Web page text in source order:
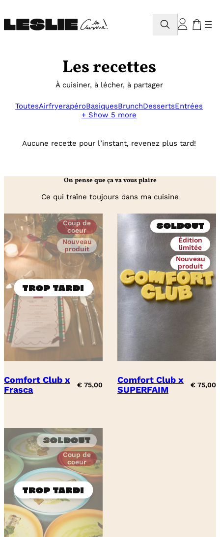
au
contenu
Rechercher
Les recettes
À cuisiner, à lécher, à partager
ToutesAirfryerapéroBasiquesBrunchDessertsEntrées
+ Show 5 more
Aucune recette pour l’instant, revenez plus tard!
On pense que ça va vous plaire
Ce qui traîne toujours dans ma cuisine
Coup de
coeur
Nouveau
produit
Comfort Club x
Frasca
€ 75,00
Soldout
Édition
limitée
Nouveau
produit
Comfort Club x
SUPERFAIM
€ 75,00
Soldout
Coup de
coeur